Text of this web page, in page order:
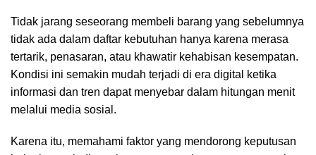
Tidak jarang seseorang membeli barang yang sebelumnya
tidak ada dalam daftar kebutuhan hanya karena merasa
tertarik, penasaran, atau khawatir kehabisan kesempatan.
Kondisi ini semakin mudah terjadi di era digital ketika
informasi dan tren dapat menyebar dalam hitungan menit
melalui media sosial.
Karena itu, memahami faktor yang mendorong keputusan